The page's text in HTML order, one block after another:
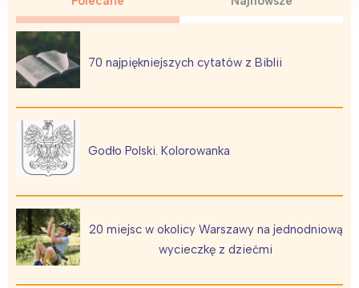
70 najpiękniejszych cytatów z Biblii
Godło Polski. Kolorowanka
20 miejsc w okolicy Warszawy na jednodniową
wycieczkę z dziećmi